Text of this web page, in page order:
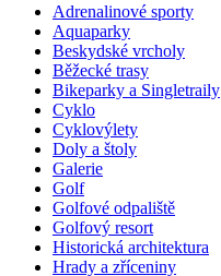
Adrenalinové sporty
Aquaparky
Beskydské vrcholy
Běžecké trasy
Bikeparky a Singletraily
Cyklo
Cyklovýlety
Doly a štoly
Galerie
Golf
Golfové odpaliště
Golfový resort
Historická architektura
Hrady a zříceniny